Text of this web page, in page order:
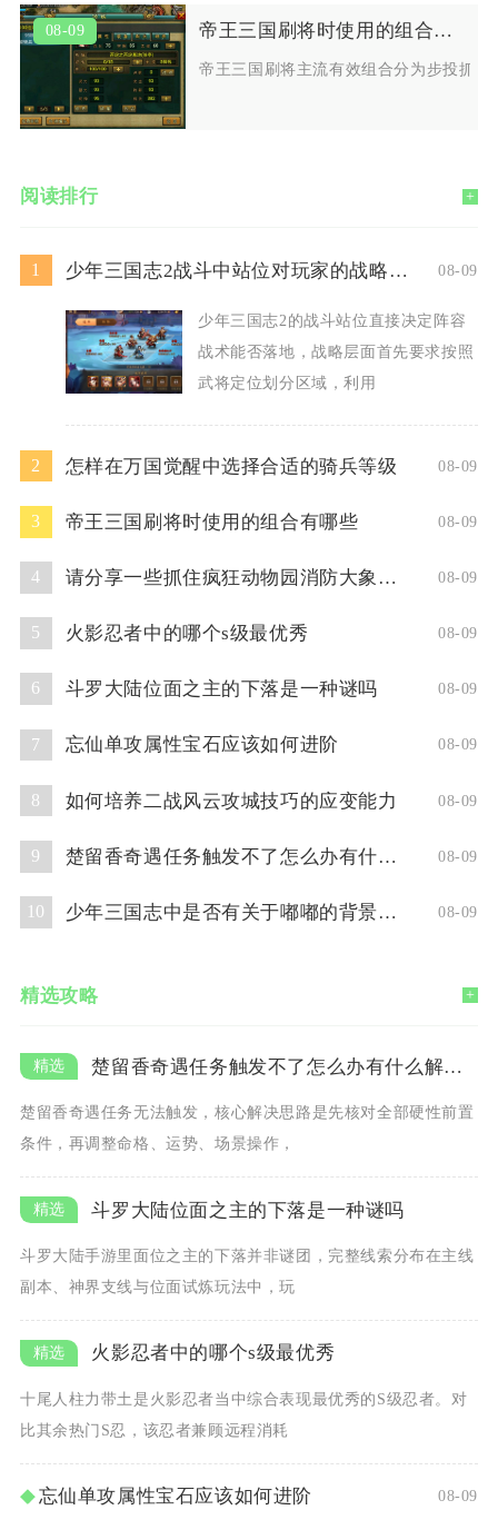
08-09 帝王三国刷将时使用的组合有哪些
帝王三国刷将主流有效组合分为步投抓
阅读排行 +
1 少年三国志2战斗中站位对玩家的战略有何要求 08-09
少年三国志2的战斗站位直接决定阵容
战术能否落地，战略层面首先要求按照
武将定位划分区域，利用
2 怎样在万国觉醒中选择合适的骑兵等级 08-09
3 帝王三国刷将时使用的组合有哪些 08-09
4 请分享一些抓住疯狂动物园消防大象的技巧 08-09
5 火影忍者中的哪个s级最优秀 08-09
6 斗罗大陆位面之主的下落是一种谜吗 08-09
7 忘仙单攻属性宝石应该如何进阶 08-09
8 如何培养二战风云攻城技巧的应变能力 08-09
9 楚留香奇遇任务触发不了怎么办有什么解决方法 08-09
10 少年三国志中是否有关于嘟嘟的背景故事 08-09
精选攻略 +
楚留香奇遇任务触发不了怎么办有什么解决方法
楚留香奇遇任务无法触发，核心解决思路是先核对全部硬性前置
条件，再调整命格、运势、场景操作，
斗罗大陆位面之主的下落是一种谜吗
斗罗大陆手游里面位之主的下落并非谜团，完整线索分布在主线
副本、神界支线与位面试炼玩法中，玩
火影忍者中的哪个s级最优秀
十尾人柱力带土是火影忍者当中综合表现最优秀的S级忍者。对
比其余热门S忍，该忍者兼顾远程消耗
忘仙单攻属性宝石应该如何进阶 08-09